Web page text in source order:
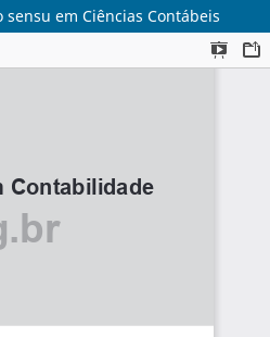
em Ciências Contábeis